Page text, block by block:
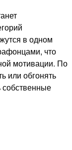
в одном
что
мотивации. По
или обгонять